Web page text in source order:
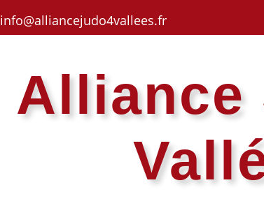
info@alliancejudo4vallees.fr
Alliance